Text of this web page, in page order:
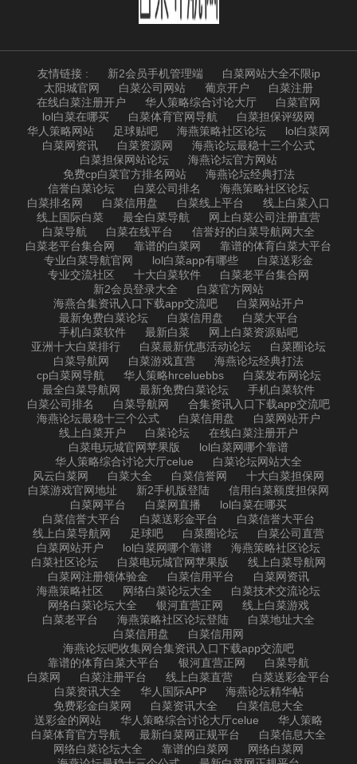
友情链接 : 新2会员手机管理端
白菜网站大全不限ip
太阳城官网
白菜公司网站 葡京开户
白菜注册
在线白菜注册开户
华人策略综合讨论大厅
白菜官网
lol白菜在哪买
白菜体育官网导航
白菜担保评级网
华人策略网站
足球贴吧 海燕策略社区论坛
lol白菜网
白菜网资讯
白菜资源网
海燕论坛最稳十三个公式
白菜担保网站论坛
海燕论坛官方网站
免费cp白菜官方排名网站
海燕论坛经典打法
信誉白菜论坛
白菜公司排名
海燕策略社区论坛
白菜排名网
白菜信用盘 白菜线上平台
线上白菜入口
线上国际白菜
最全白菜导航
网上白菜公司注册直营
白菜导航
白菜在线平台
信誉好的白菜导航网大全
白菜老平台集合网
靠谱的白菜网
靠谱的体育白菜大平台
专业白菜导航官网
lol白菜app有哪些
白菜送彩金
专业交流社区
十大白菜软件
白菜老平台集合网
新2会员登录大全
白菜官方网站
海燕合集资讯入口下载app交流吧
白菜网站开户
最新免费白菜论坛
白菜信用盘
白菜大平台
手机白菜软件
最新白菜
网上白菜资源贴吧
亚洲十大白菜排行
白菜最新优惠活动论坛
白菜圈论坛
白菜导航网
白菜游戏直营
海燕论坛经典打法
cp白菜网导航
华人策略hrceluebbs
白菜发布网论坛
最全白菜导航网
最新免费白菜论坛
手机白菜软件
白菜公司排名
白菜导航网
合集资讯入口下载app交流吧
海燕论坛最稳十三个公式
白菜信用盘
白菜网站开户
线上白菜开户
白菜论坛
在线白菜注册开户
白菜电玩城官网苹果版
lol白菜网哪个靠谱
华人策略综合讨论大厅celue
白菜论坛网站大全
风云白菜网
白菜大全 白菜信誉网
十大白菜担保网
白菜游戏官网地址
新2手机版登陆
信用白菜额度担保网
白菜网平台
白菜网直播
lol白菜在哪买
白菜信誉大平台
白菜送彩金平台
白菜信誉大平台
线上白菜导航网
足球吧 白菜圈论坛
白菜公司直营
白菜网站开户
lol白菜网哪个靠谱
海燕策略社区论坛
白菜社区论坛
白菜电玩城官网苹果版
线上白菜导航网
白菜网注册领体验金
白菜信用平台
白菜网资讯
海燕策略社区
网络白菜论坛大全
白菜技术交流论坛
网络白菜论坛大全
银河直营正网
线上白菜游戏
白菜老平台
海燕策略社区论坛登陆
白菜地址大全
白菜信用盘
白菜信用网
海燕论坛吧收集网合集资讯入口下载app交流吧
靠谱的体育白菜大平台
银河直营正网
白菜导航
白菜网
白菜注册平台 线上白菜直营
白菜送彩金平台
白菜资讯大全
华人国际APP
海燕论坛精华帖
免费彩金白菜网
白菜资讯大全
白菜信息大全
送彩金的网站
华人策略综合讨论大厅celue
华人策略
白菜体育官方导航
最新白菜网正规平台
白菜信息大全
网络白菜论坛大全
靠谱的白菜网
网络白菜网